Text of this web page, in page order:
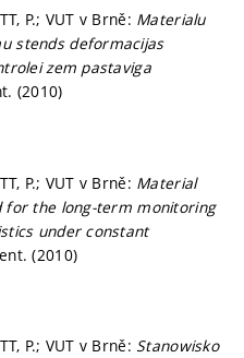
P.; VUT v Brně: Materialu
stends deformacijas
zem pastaviga
(2010)
P.; VUT v Brně: Material
the long-term monitoring
under constant
(2010)
P.; VUT v Brně: Stanowisko